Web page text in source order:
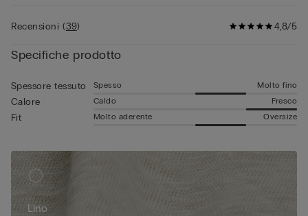
4,8/5
Recensioni(39)
Specifiche prodotto
Spessore tessuto Spesso Molto fino
Calore Caldo Fresco
Fit Molto aderente Oversize
Lino